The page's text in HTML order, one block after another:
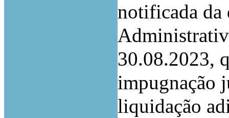
notificada da
30.08.2023,
impugnação
liquidação